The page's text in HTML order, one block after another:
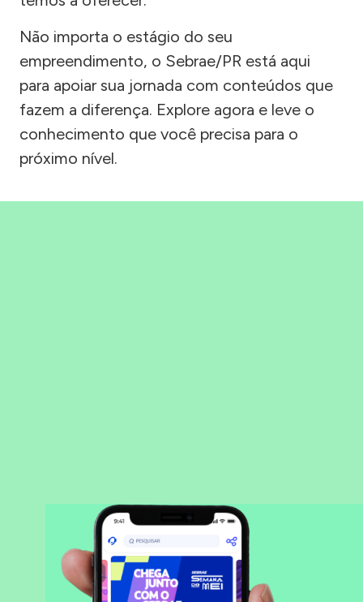
Não importa o estágio do seu
empreendimento, o Sebrae/PR está aqui
para apoiar sua jornada com conteúdos que
fazem a diferença. Explore agora e leve o
conhecimento que você precisa para o
próximo nível.